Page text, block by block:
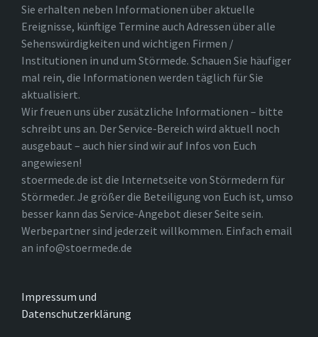
Sie erhalten neben Informationen über aktuelle
Ereignisse, künftige Termine auch Adressen über alle
Sehenswürdigkeiten und wichtigen Firmen /
Institutionen in und um Störmede. Schauen Sie häufiger
mal rein, die Informationen werden täglich für Sie
aktualisiert.
Wir freuen uns über zusätzliche Informationen – bitte
schreibt uns an. Der Service-Bereich wird aktuell noch
ausgebaut – auch hier sind wir auf Infos von Euch
angewiesen!
stoermede.de ist die Internetseite von Störmedern für
Störmeder. Je größer die Beteiligung von Euch ist, umso
besser kann das Service-Angebot dieser Seite sein.
Werbepartner sind jederzeit willkommen. Einfach email
an info@stoermede.de
Impressum und
Datenschutzerklärung